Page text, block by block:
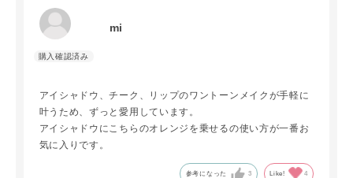
mi
アイシャドウ、チーク、リップのワントーンメイクが手軽に
叶うため、ずっと愛用しています。
アイシャドウにこちらのオレンジを乗せるの使い方が一番お
気に入りです。
参考になった 3 Like! 4